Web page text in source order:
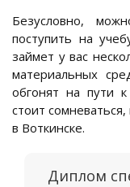
Безусловно,
поступить на
займет у вас
материальных
обгонят на пути
стоит
в Воткинске.
Диплом